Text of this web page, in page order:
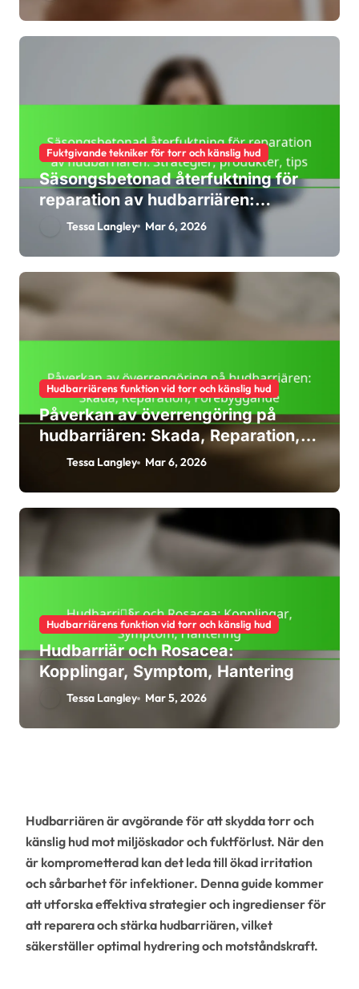
Fuktgivande tekniker för torr och känslig hud
Säsongsbetonad återfuktning för
reparation av hudbarriären:
Strategier, produkter, tips
Tessa Langley Mar 6, 2026
Hudbarriärens funktion vid torr och känslig hud
Påverkan av överrengöring på
hudbarriären: Skada, Reparation,
Förebyggande
Tessa Langley Mar 6, 2026
Hudbarriärens funktion vid torr och känslig hud
Hudbarriär och Rosacea:
Kopplingar, Symptom, Hantering
Tessa Langley Mar 5, 2026
Hudbarriären är avgörande för att skydda torr och
känslig hud mot miljöskador och fuktförlust. När den
är komprometterad kan det leda till ökad irritation
och sårbarhet för infektioner. Denna guide kommer
att utforska effektiva strategier och ingredienser för
att reparera och stärka hudbarriären, vilket
säkerställer optimal hydrering och motståndskraft.